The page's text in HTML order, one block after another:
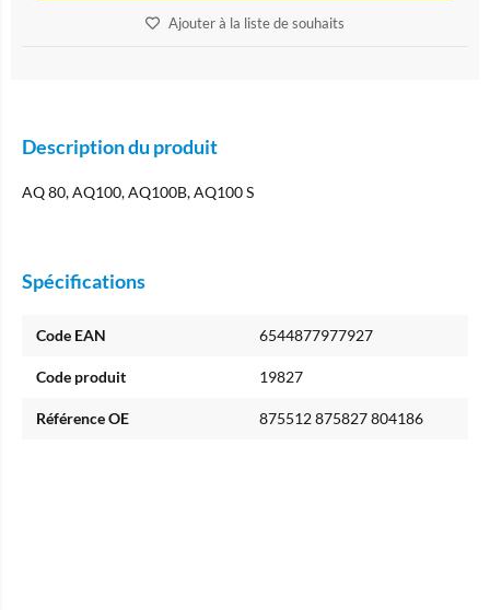
Ajouter à la liste de souhaits
Description du produit
AQ 80, AQ100, AQ100B, AQ100 S
Spécifications
Code EAN 6544877977927
Code produit 19827
Référence OE 875512 875827 804186